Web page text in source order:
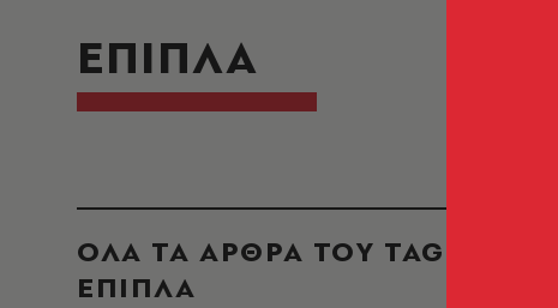
ΕΠΙΠΛΑ
ΟΛΑ ΤΑ ΑΡΘΡΑ ΤΟΥ TAG
ΕΠΙΠΛΑ